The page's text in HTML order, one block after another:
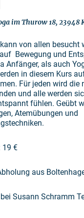
im Thurow 18, 23948
von allen besucht
Bewegung und
Anfänger, als auch
in diesem Kurs
Für jeden wird die
und alle werden
fühlen. Geübt
Atemübungen und
19 €
aus
Susann Schramm